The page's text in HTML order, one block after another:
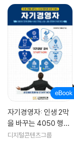
자기경영자: 인생 2막
을 바꾸는 4050 행복
한 성공 가이드
디지털콘텐츠그룹